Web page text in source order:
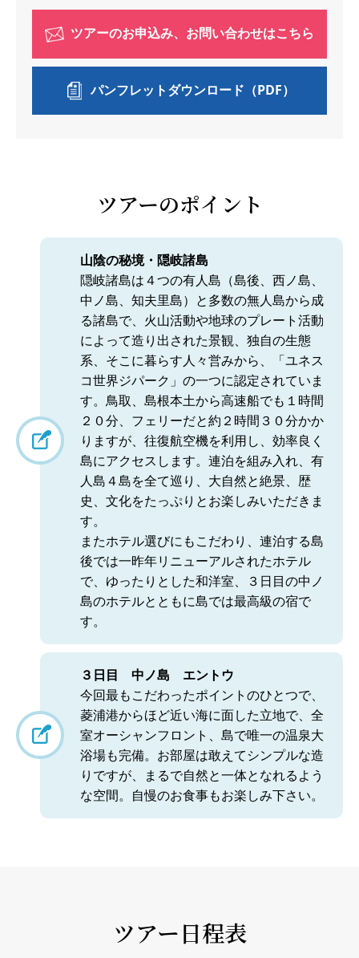
ツアーのお申込み、お問い合わせはこちら
パンフレットダウンロード（PDF）
ツアーのポイント
山陰の秘境・隠岐諸島
隠岐諸島は４つの有人島（島後、西ノ島、
中ノ島、知夫里島）と多数の無人島から成
る諸島で、火山活動や地球のプレート活動
によって造り出された景観、独自の生態
系、そこに暮らす人々営みから、「ユネス
コ世界ジパーク」の一つに認定されていま
す。鳥取、島根本土から高速船でも１時間
２０分、フェリーだと約２時間３０分かか
りますが、往復航空機を利用し、効率良く
島にアクセスします。連泊を組み入れ、有
人島４島を全て巡り、大自然と絶景、歴
史、文化をたっぷりとお楽しみいただきま
す。
またホテル選びにもこだわり、連泊する島
後では一昨年リニューアルされたホテル
で、ゆったりとした和洋室、３日目の中ノ
島のホテルとともに島では最高級の宿で
す。
３日目 中ノ島 エントウ
今回最もこだわったポイントのひとつで、
菱浦港からほど近い海に面した立地で、全
室オーシャンフロント、島で唯一の温泉大
浴場も完備。お部屋は敢えてシンプルな造
りですが、まるで自然と一体となれるよう
な空間。自慢のお食事もお楽しみ下さい。
ツアー日程表